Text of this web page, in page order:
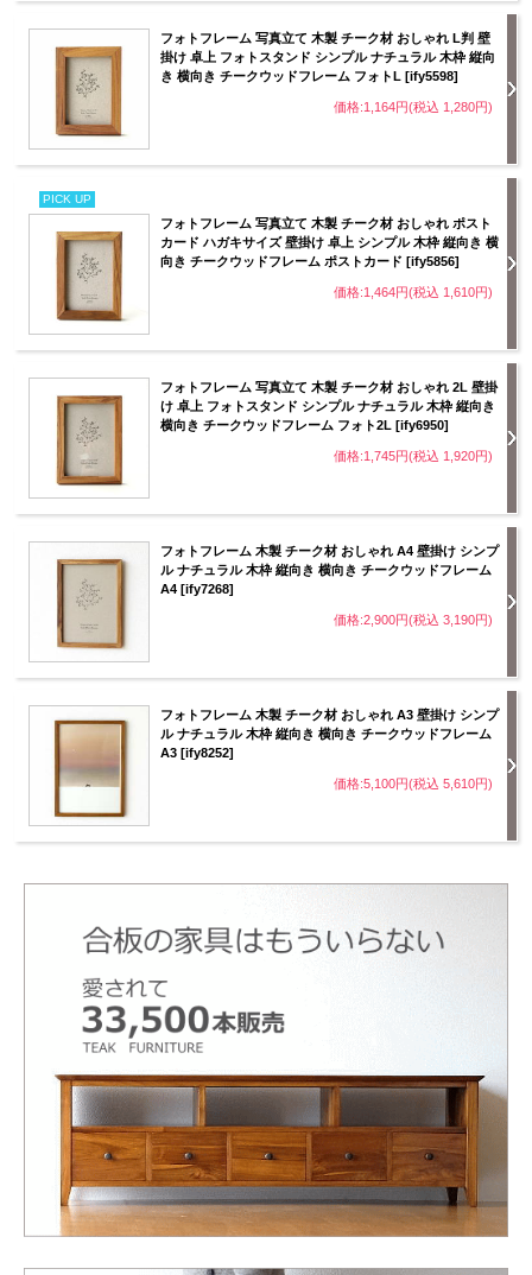
フォトフレーム 写真立て 木製 チーク材 おしゃれ L判 壁
掛け 卓上 フォトスタンド シンプル ナチュラル 木枠 縦向
き 横向き チークウッドフレーム フォトL [ify5598]
価格:1,164円(税込 1,280円)
PICK UP
フォトフレーム 写真立て 木製 チーク材 おしゃれ ポスト
カード ハガキサイズ 壁掛け 卓上 シンプル 木枠 縦向き 横
向き チークウッドフレーム ポストカード [ify5856]
価格:1,464円(税込 1,610円)
フォトフレーム 写真立て 木製 チーク材 おしゃれ 2L 壁掛
け 卓上 フォトスタンド シンプル ナチュラル 木枠 縦向き
横向き チークウッドフレーム フォト2L [ify6950]
価格:1,745円(税込 1,920円)
フォトフレーム 木製 チーク材 おしゃれ A4 壁掛け シンプ
ル ナチュラル 木枠 縦向き 横向き チークウッドフレーム
A4 [ify7268]
価格:2,900円(税込 3,190円)
フォトフレーム 木製 チーク材 おしゃれ A3 壁掛け シンプ
ル ナチュラル 木枠 縦向き 横向き チークウッドフレーム
A3 [ify8252]
価格:5,100円(税込 5,610円)